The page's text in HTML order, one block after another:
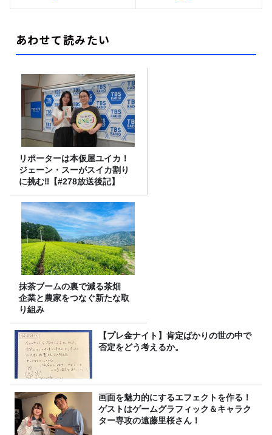
あわせて読みたい
リポーターは本仮屋ユイカ！
ジェーン・スーがスイカ割り
に挑む‼【#278放送後記】
抹茶ブームの裏で減る茶畑
企業と農家をつなぐ新たな取
り組み
【プレ金ナイト】肯定ばかりの世の中で
否定をどう考えるか。
画面を魅力的にするエフェクトを作る！
ゲストはゲームグラフィック＆キャラク
ター専攻の遠藤里桜さん！